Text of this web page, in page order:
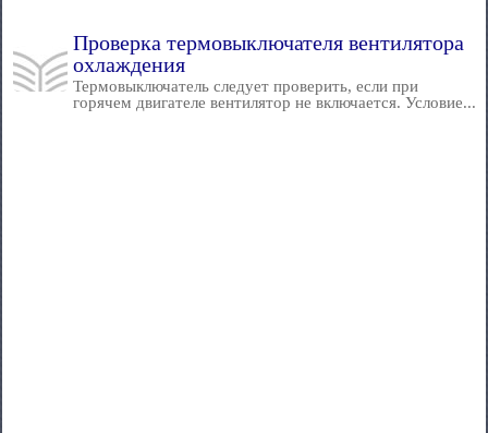
Проверка термовыключателя вентилятора
охлаждения
Термовыключатель следует проверить, если при
горячем двигателе вентилятор не включается. Условие...